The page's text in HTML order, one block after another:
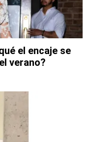
el encaje se
verano?